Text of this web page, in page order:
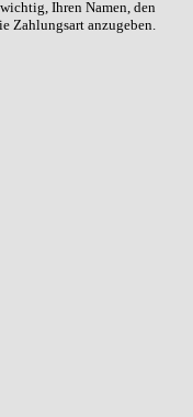
Ihren Namen, den
Zahlungsart anzugeben.